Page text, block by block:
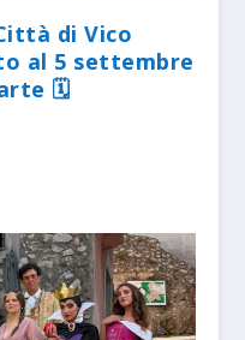
di Vico
al 5 settembre
🗓